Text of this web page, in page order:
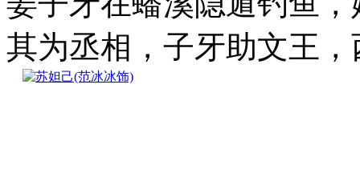
其为丞相，子牙助文王